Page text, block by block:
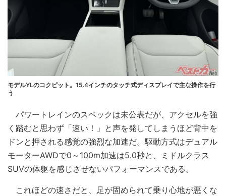
モデルYLのコクピット。15.4インチのタッチ式ディスプレイで主な操作を行
う
パワートレインのスペックは未公表だが、アクセルを強
く踏むと思わず「速い！」と声を発してしまうほど背中を
ドンと押される感覚の強烈な加速だ。駆動方式はデュアル
モーターAWDで0～100m加速は5.0秒と、ミドルクラス
SUVの体躯を感じさせないパフォーマンスである。
これほどの速さだと、足が固められて乗り心地が悪くな